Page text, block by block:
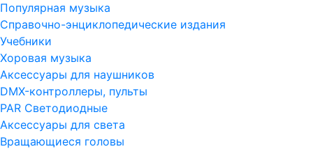
Популярная музыка
Справочно-энциклопедические издания
Учебники
Хоровая музыка
Аксессуары для наушников
DMX-контроллеры, пульты
PAR Светодиодные
Аксессуары для света
Вращающиеся головы